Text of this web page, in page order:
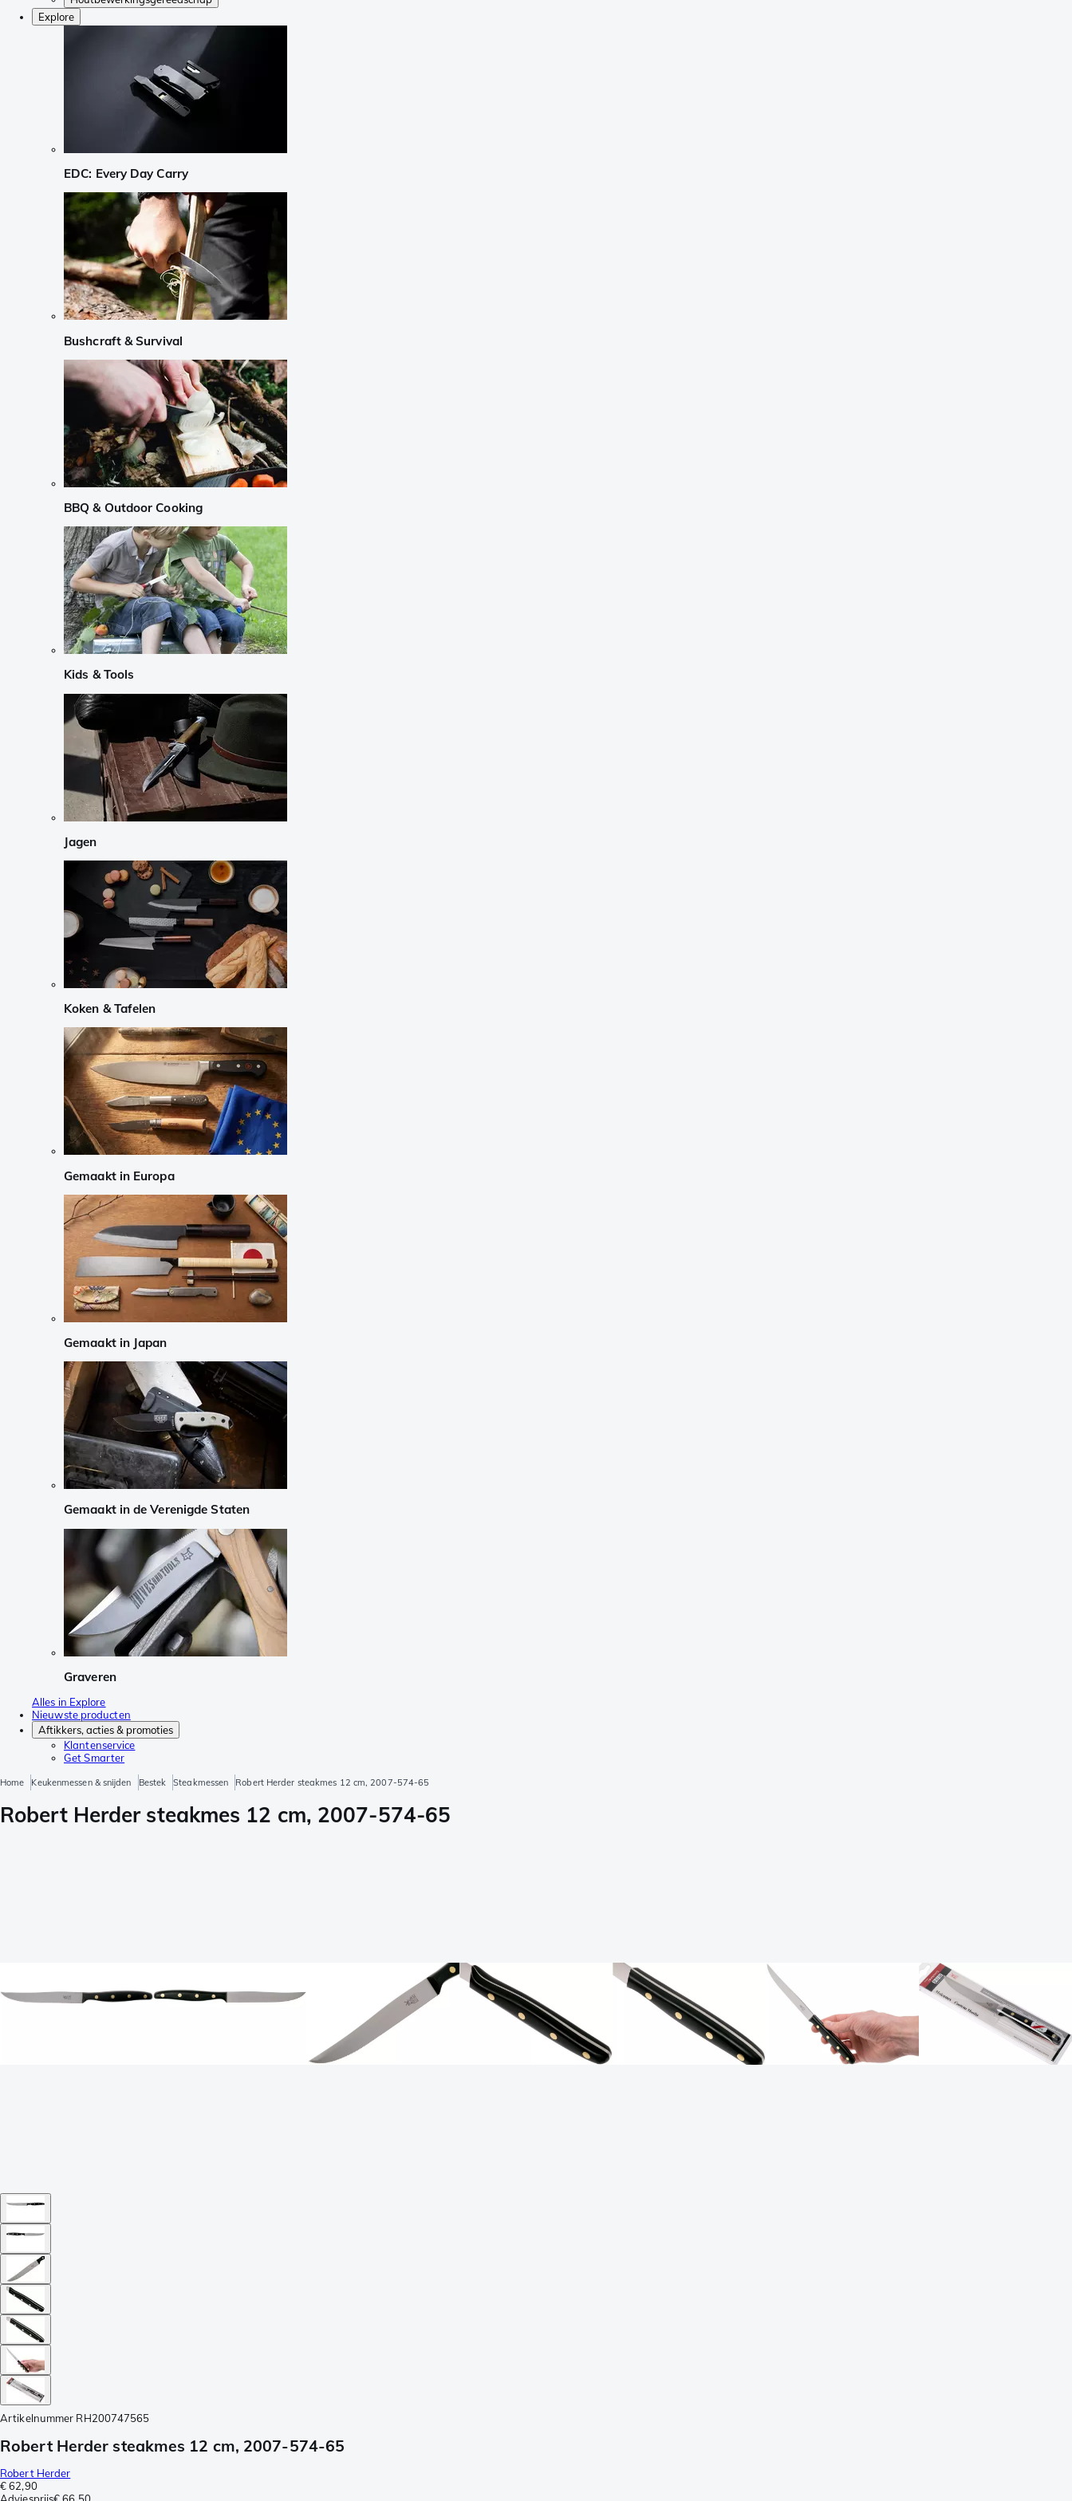
Explore
EDC: Every Day Carry
Bushcraft & Survival
BBQ & Outdoor Cooking
Kids & Tools
Jagen
Koken & Tafelen
Gemaakt in Europa
Gemaakt in Japan
Gemaakt in de Verenigde Staten
Graveren
Alles in Explore
Nieuwste producten
Aftikkers, acties & promoties
Klantenservice
Get Smarter
Home Keukenmessen & snijden Bestek Steakmessen Robert Herder steakmes 12 cm, 2007-574-65
Robert Herder steakmes 12 cm, 2007-574-65
Artikelnummer RH200747565
Robert Herder steakmes 12 cm, 2007-574-65
Robert Herder
€ 62,90